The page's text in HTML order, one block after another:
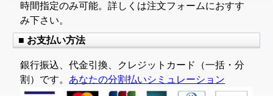
時間指定のみ可能。詳しくは注文フォームにおすす
み下さい。
■ お支払い方法
銀行振込、代金引換、クレジットカード（一括・分
割）です。 あなたの分割払いシミュレーション